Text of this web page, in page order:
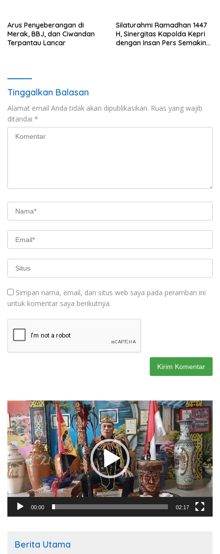
Arus Penyeberangan di
Merak, BBJ, dan Ciwandan
Terpantau Lancar
Silaturahmi Ramadhan 1447
H, Sinergitas Kapolda Kepri
dengan Insan Pers Semakin
Tinggalkan Balasan
Alamat email Anda tidak akan dipublikasikan. Ruas yang wajib
ditandai *
Simpan nama, email, dan situs web saya pada peramban ini
untuk komentar saya berikutnya.
Pemutar
Video
00:00 02:17
Berita Utama